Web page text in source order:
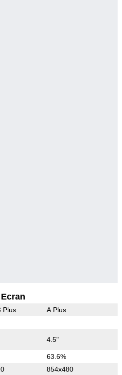
Ecran
Plus A Plus
4.5"
63.6%
854x480